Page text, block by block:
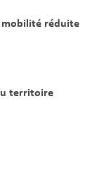
mobilité réduite
territoire